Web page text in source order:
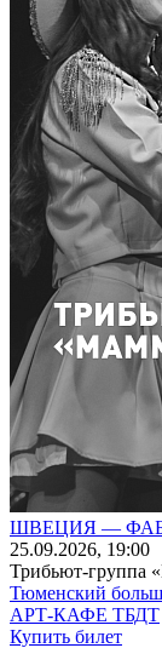
ШВЕЦИЯ —
25.09.2026, 19:00
Трибьют-
Тюменский
АРТ-КАФЕ ТБДТ
Купить билет